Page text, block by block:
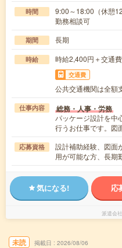
時間
9:00～18:00（休憩
勤務相談可
期間 長期
時給 時給2,400円＋交通
交通費
公共交通機関は全額
仕事内容 総務・人事・労務
パッケージ設計を中
行うお仕事です。図
応募資格
設計補助経験、図面
用が可能な方、長期
気になる! 応
派遣会社
未読 掲載日 2026/08/06